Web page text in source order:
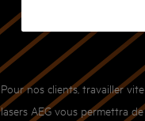
Pour nos clients, travailler
lasers AEG vous permettra